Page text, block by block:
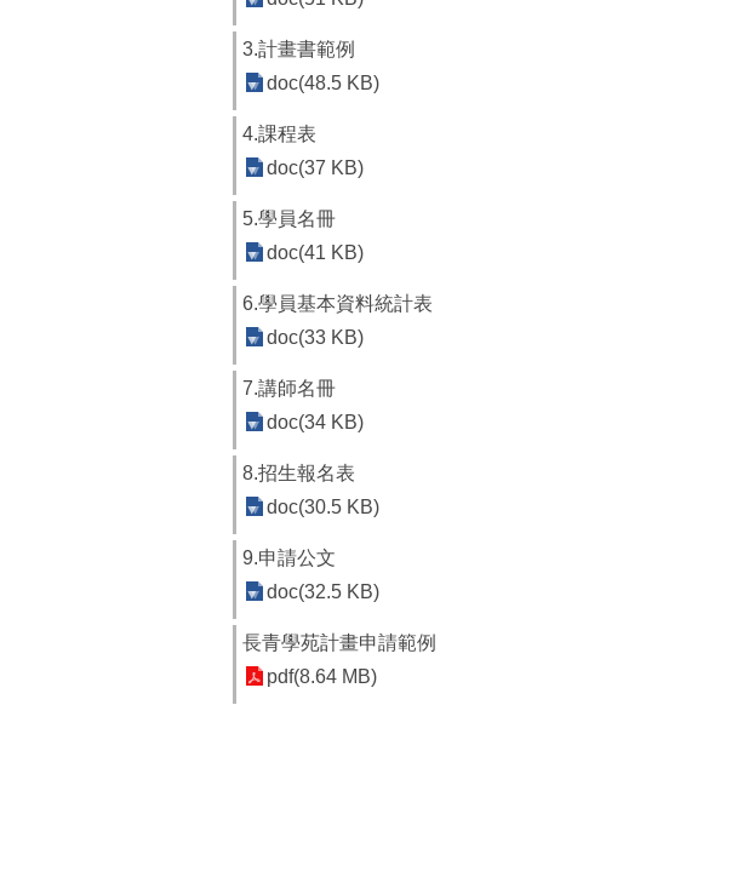
3.計畫書範例
doc(48.5 KB)
4.課程表
doc(37 KB)
5.學員名冊
doc(41 KB)
6.學員基本資料統計表
doc(33 KB)
7.講師名冊
doc(34 KB)
8.招生報名表
doc(30.5 KB)
9.申請公文
doc(32.5 KB)
長青學苑計畫申請範例
pdf(8.64 MB)